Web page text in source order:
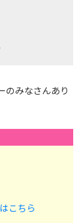
のみなさんあり
こちら